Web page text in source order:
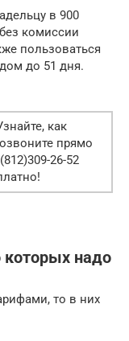
в 900
комиссии
пользоваться
до 51 дня.
как
прямо
26-52
надо
то в них